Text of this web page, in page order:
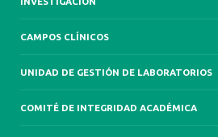
CAMPOS CLÍNICOS
UNIDAD DE GESTIÓN DE LABORATORIOS
COMITÉ DE INTEGRIDAD ACADÉMICA